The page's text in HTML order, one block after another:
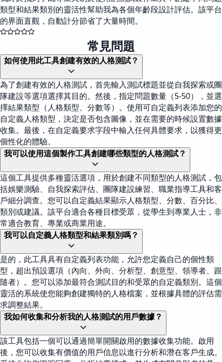
類型和結果類別的靈活性幫助我為各個年齡段設計評估。該平台
的界面直觀，自動計分節省了大量時間。
常見問題
如何使用此工具創建有效的人格測試？
為了創建有效的人格測試，首先輸入測試標題並從自我探索或團
隊建設等選項選擇其目的。然後，指定問題數量（5-50），並選
擇結果類型（人格類型、分數等）。使用可自定義列表添加您的
自定義人格類型，決定是否包含圖像，並在需要的時候設置數據
收集。最後，在自定義要求字段中輸入任何具體要求，以獲得更
個性化的體驗。
我可以使用這個製作工具創建哪些類型的人格測試？
這個工具提供多種靈活選項，用於創建不同類型的人格測試，包
括娛樂測驗、自我探索評估、團隊建設練習、職業指導工具和客
戶細分調查。您可以自定義結果顯示人格類型、分數、百分比、
類別或建議。該平台適合各種目標受眾，從學生到專業人士，非
常適合教育、專業或商業用途。
我可以自定義人格類型和結果類別嗎？
是的，此工具具有自定義列表功能，允許您定義自己的個性類
型，超出預設選項（內向、外向、分析型、創意型、領導者、跟
隨者）。您可以添加最符合測試目的和受眾的自定義類別。這個
靈活的系統使您能夠創建獨特的人格檔案，並根據具體的評估需
求調整結果。
我如何收集和分析我的人格測試的用戶數據？
該工具包括一個可以通過簡單開關啟用的數據收集功能。啟用
後，您可以收集有價值的用戶信息以進行分析和潛在客戶生成。